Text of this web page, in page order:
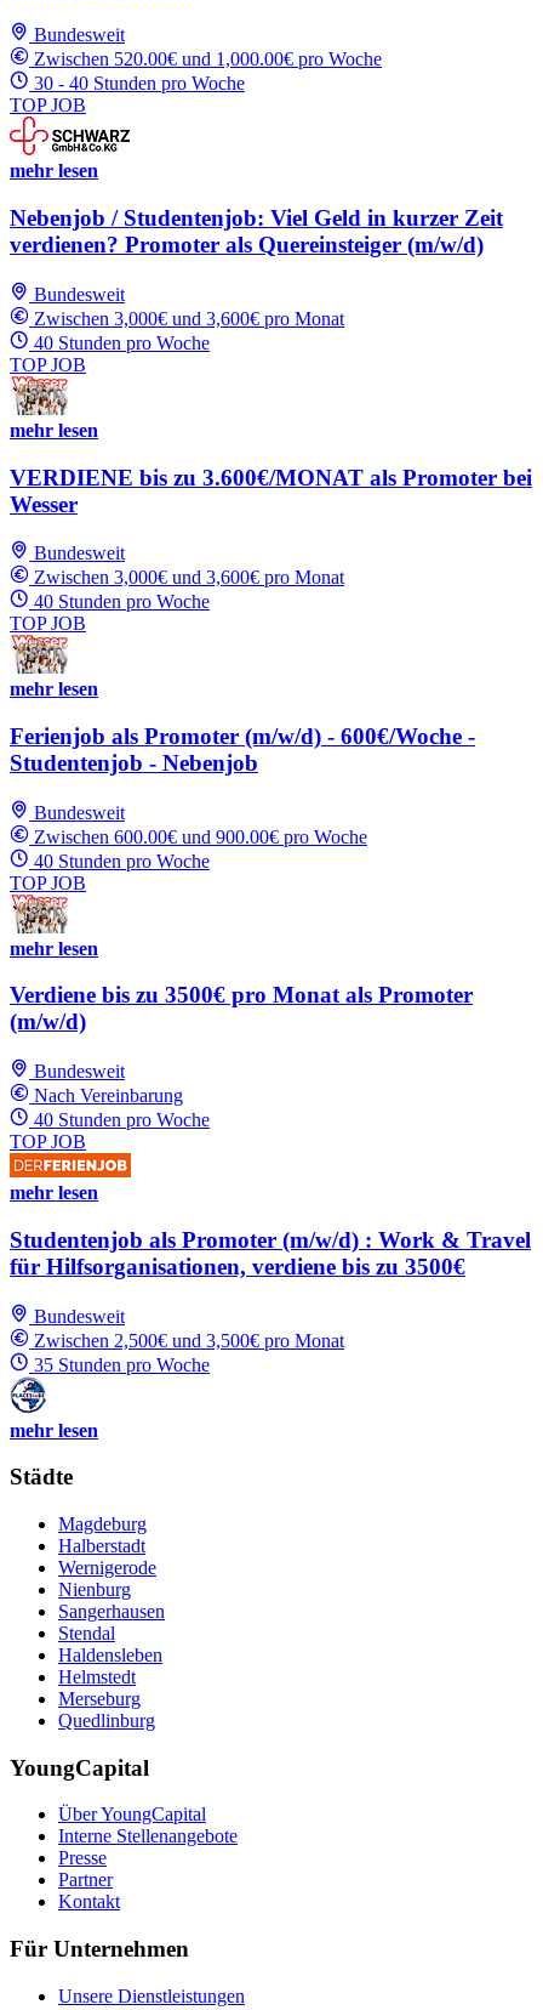
Bundesweit
Zwischen 520.00€ und 1,000.00€ pro Woche
30 - 40 Stunden pro Woche
TOP JOB
mehr lesen
Nebenjob / Studentenjob: Viel Geld in kurzer Zeit
verdienen? Promoter als Quereinsteiger (m/w/d)
Bundesweit
Zwischen 3,000€ und 3,600€ pro Monat
40 Stunden pro Woche
TOP JOB
mehr lesen
VERDIENE bis zu 3.600€/MONAT als Promoter bei
Wesser
Bundesweit
Zwischen 3,000€ und 3,600€ pro Monat
40 Stunden pro Woche
TOP JOB
mehr lesen
Ferienjob als Promoter (m/w/d) - 600€/Woche -
Studentenjob - Nebenjob
Bundesweit
Zwischen 600.00€ und 900.00€ pro Woche
40 Stunden pro Woche
TOP JOB
mehr lesen
Verdiene bis zu 3500€ pro Monat als Promoter
(m/w/d)
Bundesweit
Nach Vereinbarung
40 Stunden pro Woche
TOP JOB
mehr lesen
Studentenjob als Promoter (m/w/d) : Work & Travel
für Hilfsorganisationen, verdiene bis zu 3500€
Bundesweit
Zwischen 2,500€ und 3,500€ pro Monat
35 Stunden pro Woche
mehr lesen
Städte
Magdeburg
Halberstadt
Wernigerode
Nienburg
Sangerhausen
Stendal
Haldensleben
Helmstedt
Merseburg
Quedlinburg
YoungCapital
Über YoungCapital
Interne Stellenangebote
Presse
Partner
Kontakt
Für Unternehmen
Unsere Dienstleistungen